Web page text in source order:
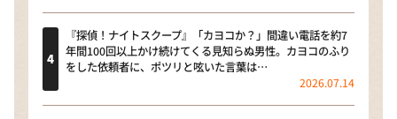
『探偵！ナイトスクープ』「カヨコか？」間違い電話を約7
年間100回以上かけ続けてくる見知らぬ男性。カヨコのふり
をした依頼者に、ポツリと呟いた言葉は…
2026.07.14